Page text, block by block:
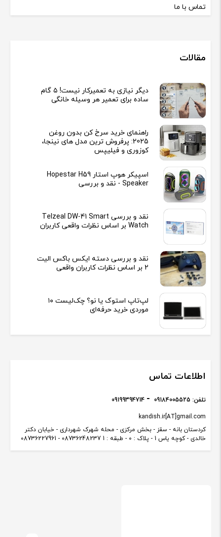
تماس با ما
مقالات
دیگر نیازی به تعمیرکار نیست! ۵ گام
ساده برای تعمیر هر وسیله خانگی
راهنمای خرید سرخ کن بدون روغن
2025: پرفروش ترین مدل های نینجا،
کوزوری و فیلیپس
اسپیکر هوپ استار Hopestar H59
Speaker - نقد و بررسی
نقد و بررسی Telzeal DW-41 Smart
Watch بر اساس نظرات واقعی کاربران
نقد و بررسی دسته ایکس باکس الیت
2 بر اساس نظرات کاربران واقعی
لپ‌تاپ استوک یا نو؟ چک‌لیست ۱۰
موردی خرید حرفه‌ای
اطلاعات تماس
کردستان بانه - سقز - بخش مرکزی - محله شهرک شهرداری - خیابان دکتر
خالدی - کوچه یاس 1 - پلاک : 0 - طبقه : 1 08736248237 - 08736227961
kandish.ir[AT]gmail.com
تلفن: 09184005525
09199394714